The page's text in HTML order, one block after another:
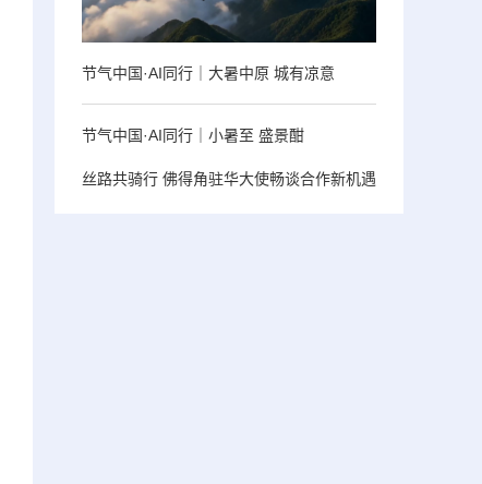
节气中国·AI同行｜大暑中原 城有凉意
节气中国·AI同行｜小暑至 盛景酣
丝路共骑行 佛得角驻华大使畅谈合作新机遇